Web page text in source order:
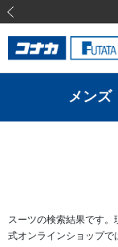
前の画像
メンズ
スーツの検索結果です
式オンラインショップで